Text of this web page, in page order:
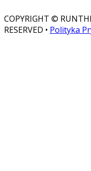
COPYRIGHT ©
RESERVED • Polityka